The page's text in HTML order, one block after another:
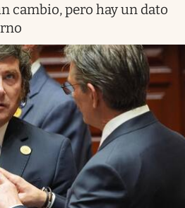
cambio, pero hay un dato